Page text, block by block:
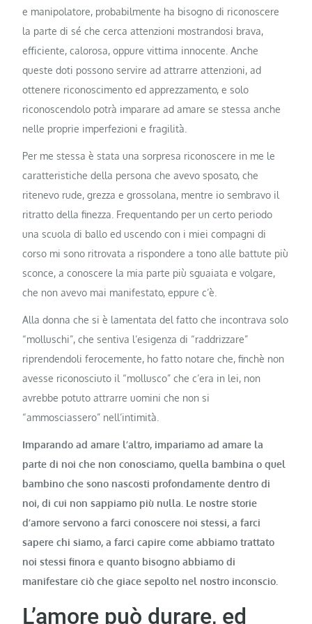
e manipolatore, probabilmente ha bisogno di riconoscere
la parte di sé che cerca attenzioni mostrandosi brava,
efficiente, calorosa, oppure vittima innocente. Anche
queste doti possono servire ad attrarre attenzioni, ad
ottenere riconoscimento ed apprezzamento, e solo
riconoscendolo potrà imparare ad amare se stessa anche
nelle proprie imperfezioni e fragilità.
Per me stessa è stata una sorpresa riconoscere in me le
caratteristiche della persona che avevo sposato, che
ritenevo rude, grezza e grossolana, mentre io sembravo il
ritratto della finezza. Frequentando per un certo periodo
una scuola di ballo ed uscendo con i miei compagni di
corso mi sono ritrovata a rispondere a tono alle battute più
sconce, a conoscere la mia parte più sguaiata e volgare,
che non avevo mai manifestato, eppure c’è.
Alla donna che si è lamentata del fatto che incontrava solo
“molluschi”, che sentiva l’esigenza di “raddrizzare”
riprendendoli ferocemente, ho fatto notare che, finchè non
avesse riconosciuto il “mollusco” che c’era in lei, non
avrebbe potuto attrarre uomini che non si
“ammosciassero” nell’intimità.
Imparando ad amare l’altro, impariamo ad amare la
parte di noi che non conosciamo, quella bambina o quel
bambino che sono nascosti profondamente dentro di
noi, di cui non sappiamo più nulla. Le nostre storie
d’amore servono a farci conoscere noi stessi, a farci
sapere chi siamo, a farci capire come abbiamo trattato
noi stessi finora e quanto bisogno abbiamo di
manifestare ciò che giace sepolto nel nostro inconscio.
L’amore può durare, ed